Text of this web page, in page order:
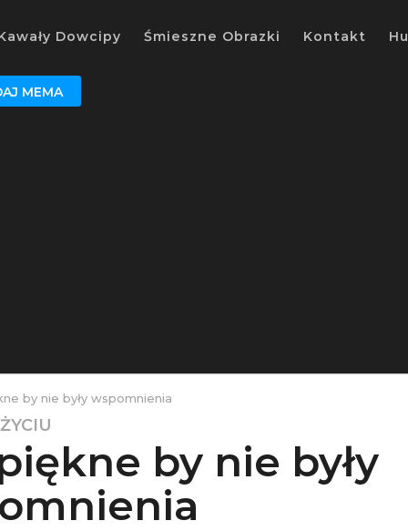
Dowcipy Śmieszne Obrazki Kontakt
MEMA
by nie były wspomnienia
by nie były